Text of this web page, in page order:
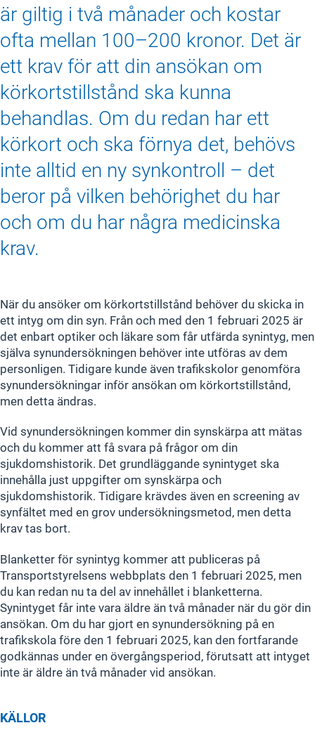
är giltig i två månader och kostar
ofta mellan 100–200 kronor. Det är
ett krav för att din ansökan om
körkortstillstånd ska kunna
behandlas. Om du redan har ett
körkort och ska förnya det, behövs
inte alltid en ny synkontroll – det
beror på vilken behörighet du har
och om du har några medicinska
krav.
När du ansöker om körkortstillstånd behöver du skicka in
ett intyg om din syn. Från och med den 1 februari 2025 är
det enbart optiker och läkare som får utfärda synintyg, men
själva synundersökningen behöver inte utföras av dem
personligen. Tidigare kunde även trafikskolor genomföra
synundersökningar inför ansökan om körkortstillstånd,
men detta ändras.
Vid synundersökningen kommer din synskärpa att mätas
och du kommer att få svara på frågor om din
sjukdomshistorik. Det grundläggande synintyget ska
innehålla just uppgifter om synskärpa och
sjukdomshistorik. Tidigare krävdes även en screening av
synfältet med en grov undersökningsmetod, men detta
krav tas bort.
Blanketter för synintyg kommer att publiceras på
Transportstyrelsens webbplats den 1 februari 2025, men
du kan redan nu ta del av innehållet i blanketterna.
Synintyget får inte vara äldre än två månader när du gör din
ansökan. Om du har gjort en synundersökning på en
trafikskola före den 1 februari 2025, kan den fortfarande
godkännas under en övergångsperiod, förutsatt att intyget
inte är äldre än två månader vid ansökan.
KÄLLOR